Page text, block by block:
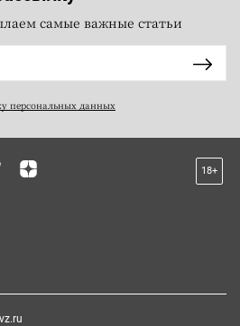
самые важные статьи
персональных данных
18+